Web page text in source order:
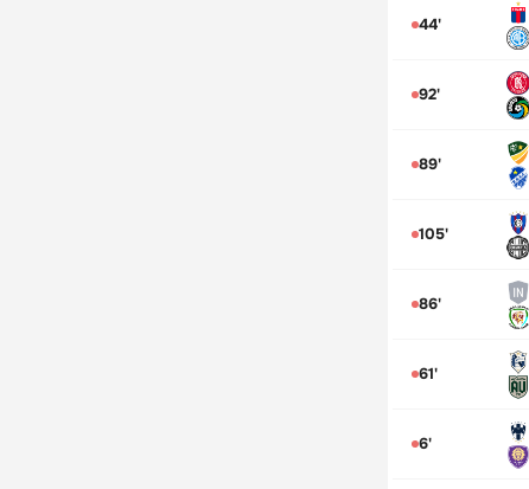
44'
92'
89'
105'
86'
61'
6'